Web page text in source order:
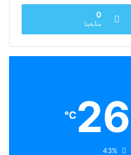
0
متابعينا
26
℃
الرطوبة: